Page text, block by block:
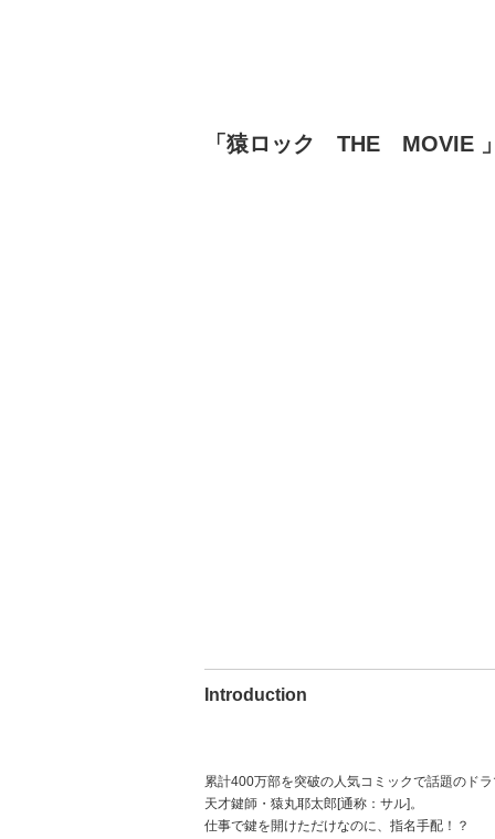
「猿ロック THE MOVIE
Introduction
累計400万部を突破の人気コミックで話題のド
天才鍵師・猿丸耶太郎[通称：サル]。
仕事で鍵を開けただけなのに、指名手配！？